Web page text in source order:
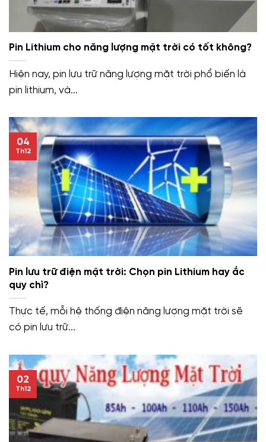
Pin Lithium cho năng lượng mặt trời có tốt không?
Hiện nay, pin lưu trữ năng lượng mặt trời phổ biến là
pin lithium, và...
Pin lưu trữ điện mặt trời: Chọn pin Lithium hay ắc
quy chì?
Thực tế, mỗi hệ thống điện năng lượng mặt trời sẽ
có pin lưu trữ...
04
Th12
02
Th12